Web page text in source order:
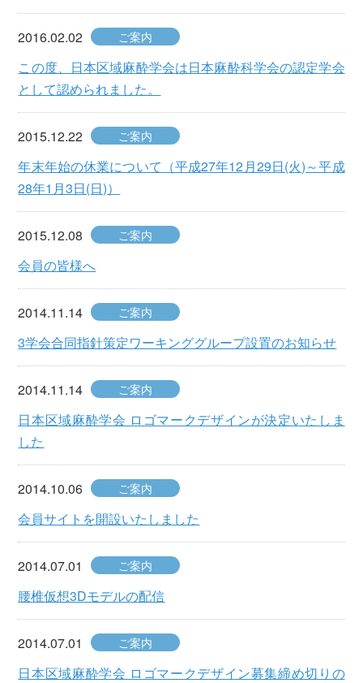
2016.02.02 ご案内
この度、日本区域麻酔学会は日本麻酔科学会の認定学会
として認められました。
2015.12.22 ご案内
年末年始の休業について（平成27年12月29日(火)～平成
28年1月3日(日)）
2015.12.08 ご案内
会員の皆様へ
2014.11.14 ご案内
3学会合同指針策定ワーキンググループ設置のお知らせ
2014.11.14 ご案内
日本区域麻酔学会 ロゴマークデザインが決定いたしま
した
2014.10.06 ご案内
会員サイトを開設いたしました
2014.07.01 ご案内
腰椎仮想3Dモデルの配信
2014.07.01 ご案内
日本区域麻酔学会 ロゴマークデザイン募集締め切りの